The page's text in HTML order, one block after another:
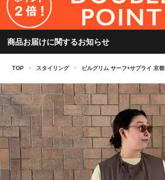
商品お届けに関するお知らせ
TOP > スタイリング > ピルグリム サーフ+サプライ 京都